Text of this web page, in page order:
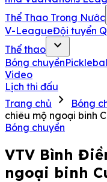
Thể Thao Trong Nước
V-LeagueĐội tuyển
Thể thao
expand_more
Bóng chuyền
Video
Lịch thi đấu
Trang chủ
chevron_right Bóng
chiêu mộ ngoại binh
Bóng chuyền
VTV Bình
ngoại binh